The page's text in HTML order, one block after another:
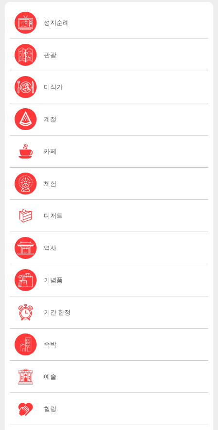
성지순례
관광
미식가
계절
카페
체험
디저트
역사
기념품
기간 한정
숙박
예술
힐링